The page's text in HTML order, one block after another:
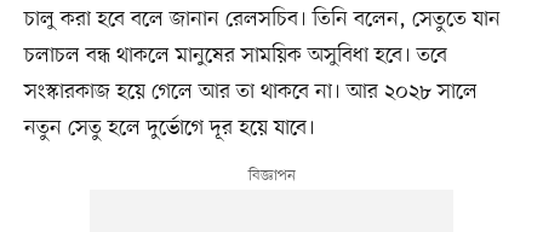
চালু করা হবে বলে জানান রেলসচিব। তিনি বলেন, সেতুতে যান
চলাচল বন্ধ থাকলে মানুষের সাময়িক অসুবিধা হবে। তবে
সংস্কারকাজ হয়ে গেলে আর তা থাকবে না। আর ২০২৮ সালে
নতুন সেতু হলে দুর্ভোগে দূর হয়ে যাবে।